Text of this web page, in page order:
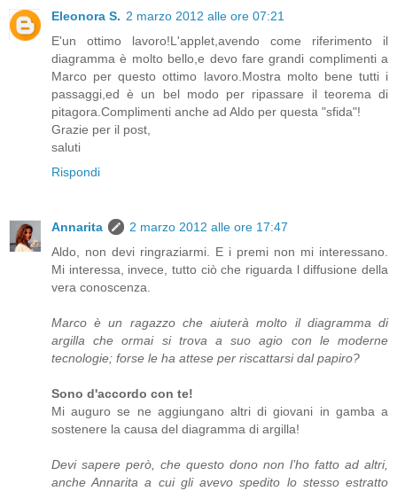
Eleonora S. 2 marzo 2012 alle ore 07:21
E'un ottimo lavoro!L'applet,avendo come riferimento il
diagramma è molto bello,e devo fare grandi complimenti a
Marco per questo ottimo lavoro.Mostra molto bene tutti i
passaggi,ed è un bel modo per ripassare il teorema di
pitagora.Complimenti anche ad Aldo per questa "sfida"!
Grazie per il post,
saluti
Rispondi
Annarita
2 marzo 2012 alle ore 17:47
Aldo, non devi ringraziarmi. E i premi non mi interessano.
Mi interessa, invece, tutto ciò che riguarda l diffusione della
vera conoscenza.
Marco è un ragazzo che aiuterà molto il diagramma di
argilla che ormai si trova a suo agio con le moderne
tecnologie; forse le ha attese per riscattarsi dal papiro?
Sono d'accordo con te!
Mi auguro se ne aggiungano altri di giovani in gamba a
sostenere la causa del diagramma di argilla!
Devi sapere però, che questo dono non l’ho fatto ad altri,
anche Annarita a cui gli avevo spedito lo stesso estratto